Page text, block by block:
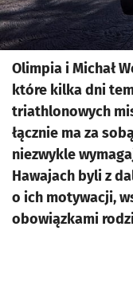
Olimpia i Michał
które kilka dni
triathlonowych
łącznie ma za
niezwykle
Hawajach byli z
o ich motywacji,
obowiązkami